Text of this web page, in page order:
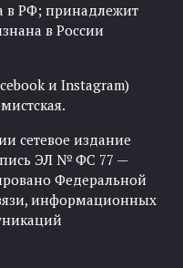
в РФ; принадлежит
в России
и Instagram)
сетевое издание
ЭЛ № ФС 77 —
Федеральной
информационных